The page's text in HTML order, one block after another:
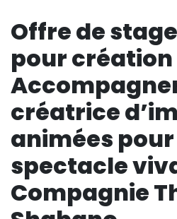
Sur le feu
(Actualités, annonces, vie
Sur le vif
(Agenda, spectacles,
Sur le fond
(Fonctionnement,
Sur le terrain
(Portraits, actions,
Offre de
pour création
créatrice
animées
spectacle
Compagnie